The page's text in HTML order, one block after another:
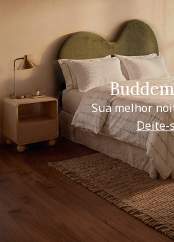
Sua melhor
Deite-